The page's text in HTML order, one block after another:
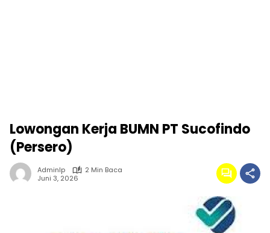
Lowongan Kerja BUMN PT Sucofindo
(Persero)
Adminlp
2 Min Baca
Juni 3, 2026